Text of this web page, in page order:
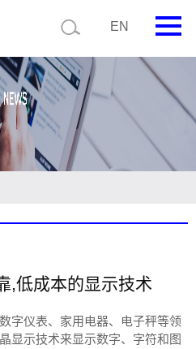
EN
,低成本的显示技术
字仪表、家用电器、电子秤等领
显示技术来显示数字、字符和图